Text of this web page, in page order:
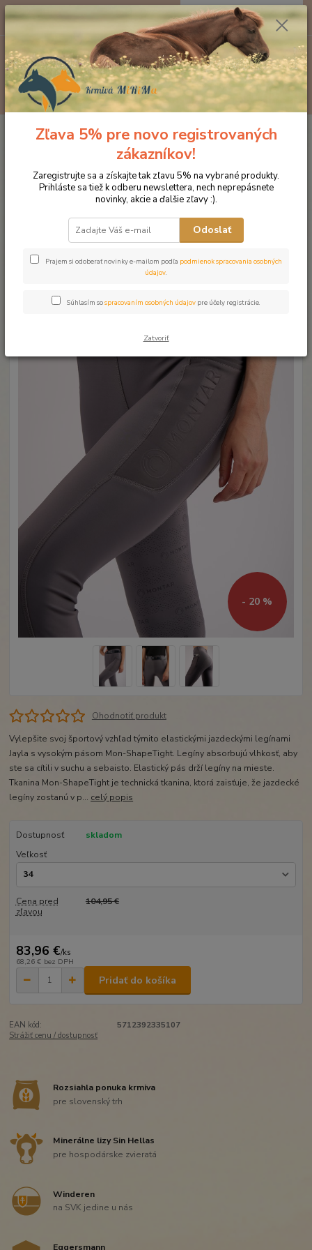
Menu
0ks
za0 €
Značka oblečenia MONTAR ZĽAVY!
Jazdecké nohavice
MONTAR legíny Jayla šedé
MONTAR legíny Jayla šedé
- 20 %
Ohodnotiť produkt
Vylepšite svoj športový vzhľad týmito elastickými jazdeckými legínami
Jayla s vysokým pásom Mon-ShapeTight. Legíny absorbujú vlhkosť, aby
ste sa cítili v suchu a sebaisto. Elastický pás drží legíny na mieste.
Tkanina Mon-ShapeTight je technická tkanina, ktorá zaisťuje, že jazdecké
legíny zostanú v p... celý popis
Dostupnosť
skladom
Veľkosť
Cena pred
zľavou
104,95 €
83,96 €/ks
68,26 € bez DPH
Pridať do košíka
EAN kód:
5712392335107
Strážiť cenu / dostupnosť
Rozsiahla ponuka krmiva
pre slovenský trh
Minerálne lizy Sin Hellas
pre hospodárske zvieratá
Winderen
na SVK jedine u nás
Eggersmann
Zľava 5% pre novo registrovaných
zákazníkov!
Zaregistrujte sa a získajte tak zľavu 5% na vybrané produkty.
Prihláste sa tiež k odberu newslettera, nech neprepásnete
novinky, akcie a ďalšie zľavy :).
Odoslať
Prajem si odoberať novinky e-mailom podľa podmienok spracovania osobných
údajov.
Súhlasím sospracovaním osobných údajov pre účely registrácie.
Zatvoriť